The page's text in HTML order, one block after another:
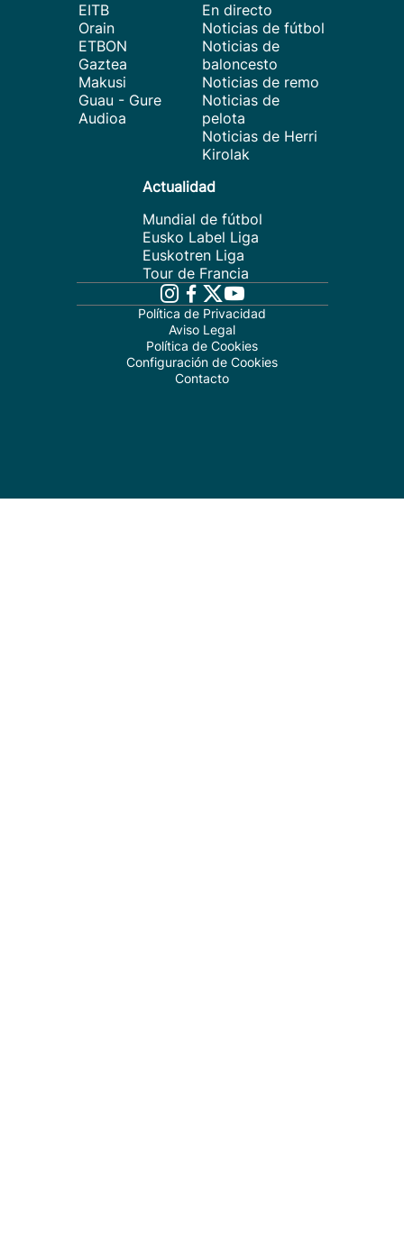
EITB
Orain
ETBON
Gaztea
Makusi
Guau - Gure
Audioa
En directo
Noticias de fútbol
Noticias de
baloncesto
Noticias de remo
Noticias de
pelota
Noticias de Herri
Kirolak
Actualidad
Mundial de fútbol
Eusko Label Liga
Euskotren Liga
Tour de Francia
Política de Privacidad
Aviso Legal
Política de Cookies
Configuración de Cookies
Contacto